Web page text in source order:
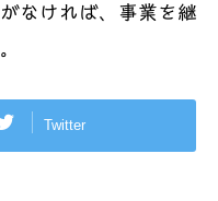
なければ、事業を継
Twitter